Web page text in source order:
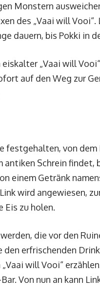
Monstern
des „Vaai will Vooi“.
dauern, bis Pokki in
„Vaai will
auf den Weg zur
festgehalten, von
antiken Schrein findet,
einem Getränk
wird angewiesen,
Eis zu holen.
die vor den
den erfrischenden
will Vooi“
Von nun an kann